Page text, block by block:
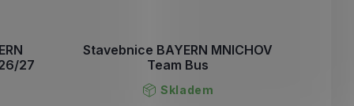
27
Stavebnice BAYERN MNICHOV
Team Bus
Skladem